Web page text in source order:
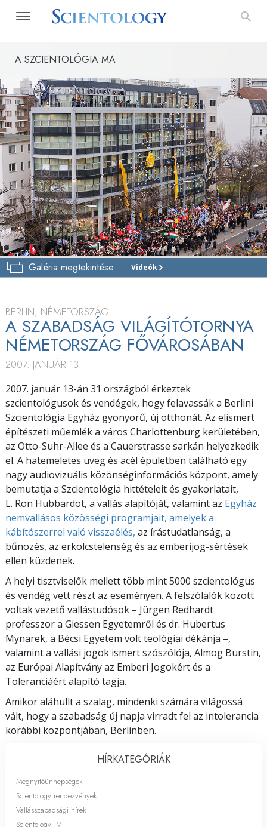
A SZCIENTOLÓGIA MA
Galéria megtekintése Videók
BERLINI
BEMUTATÓ
MEGNYITÓ
BERLIN, NÉMETORSZÁG
A SZABADSÁG VILÁGÍTÓTORNYA
NÉMETORSZÁG FŐVÁROSÁBAN
2007. JANUÁR 13.
2007. január 13-án 31 országból érkeztek
szcientológusok és vendégek, hogy felavassák a Berlini
Szcientológia Egyház gyönyörű, új otthonát. Az elismert
építészeti műemlék a város Charlottenburg kerületében,
az Otto-Suhr-Allee és a Cauerstrasse sarkán helyezkedik
el. A hatemeletes üveg és acél épületben található egy
nagy audiovizuális közönséginformációs központ, amely
bemutatja a Szcientológia hittételeit és gyakorlatait,
L. Ron Hubbardot, a vallás alapítóját, valamint az Egyház
nemvallásos közösségi programjait, amelyek a
kábítószerrel való visszaélés, az írástudatlanság, a
bűnözés, az erkölcstelenség és az emberijog-sértések
ellen küzdenek.
A helyi tisztviselők mellett több mint 5000 szcientológus
és vendég vett részt az eseményen. A felszólalók között
voltak vezető vallástudósok – Jürgen Redhardt
professzor a Giessen Egyetemről és dr. Hubertus
Mynarek, a Bécsi Egyetem volt teológiai dékánja –,
valamint a vallási jogok ismert szószólója, Almog Burstin,
az Európai Alapítvány az Emberi Jogokért és a
Toleranciáért alapító tagja.
Amikor aláhullt a szalag, mindenki számára világossá
vált, hogy a szabadság új napja virradt fel az intolerancia
korábbi központjában, Berlinben.
HÍRKATEGÓRIÁK
Megnyitóünnepségek
Scientology rendezvények
Vallásszabadsági hírek
Scientology TV